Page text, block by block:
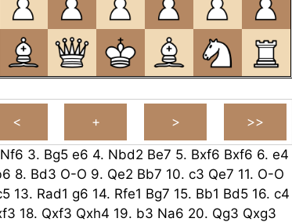
Nf6 3. Bg5 e6 4. Nbd2 Be7 5. Bxf6 Bxf6 6. e4
8. Bd3 O-O 9. Qe2 Bb7 10. c3 Qe7 11. O-O
13. Rad1 g6 14. Rfe1 Bg7 15. Bb1 Bd5 16. c4
18. Qxf3 Qxh4 19. b3 Na6 20. Qg3 Qxg3